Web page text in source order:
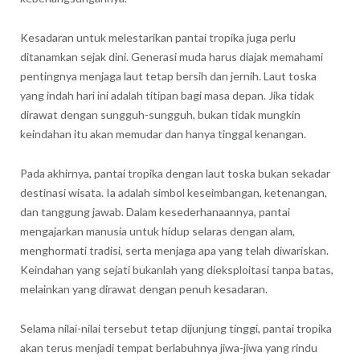
Kesadaran untuk melestarikan pantai tropika juga perlu
ditanamkan sejak dini. Generasi muda harus diajak memahami
pentingnya menjaga laut tetap bersih dan jernih. Laut toska
yang indah hari ini adalah titipan bagi masa depan. Jika tidak
dirawat dengan sungguh-sungguh, bukan tidak mungkin
keindahan itu akan memudar dan hanya tinggal kenangan.
Pada akhirnya, pantai tropika dengan laut toska bukan sekadar
destinasi wisata. Ia adalah simbol keseimbangan, ketenangan,
dan tanggung jawab. Dalam kesederhanaannya, pantai
mengajarkan manusia untuk hidup selaras dengan alam,
menghormati tradisi, serta menjaga apa yang telah diwariskan.
Keindahan yang sejati bukanlah yang dieksploitasi tanpa batas,
melainkan yang dirawat dengan penuh kesadaran.
Selama nilai-nilai tersebut tetap dijunjung tinggi, pantai tropika
akan terus menjadi tempat berlabuhnya jiwa-jiwa yang rindu